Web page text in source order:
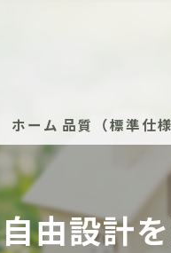
ホーム 品質（標準仕様
安心の保証体制
由設計